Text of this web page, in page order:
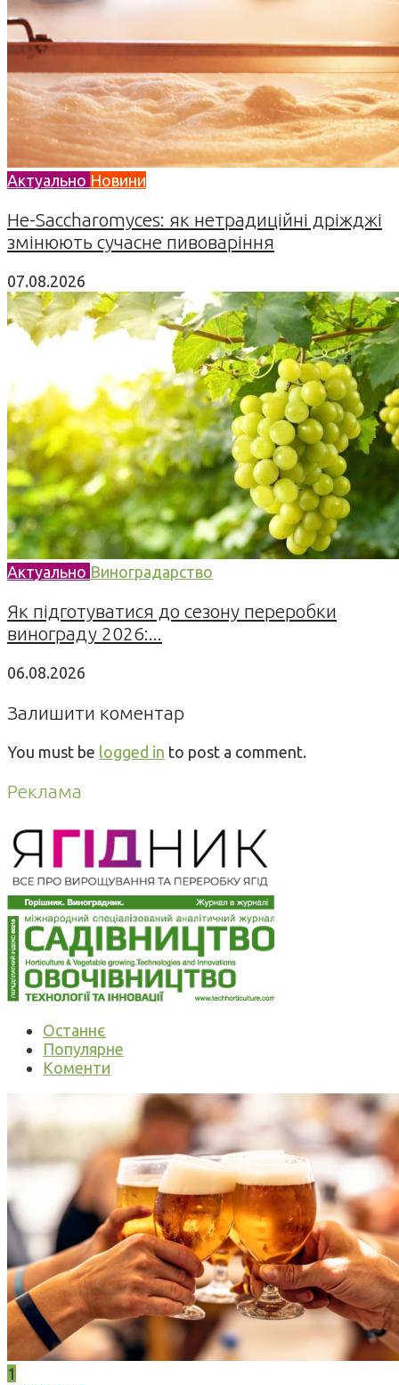
Актуально Новини
Не-Saccharomyces: як нетрадиційні дріжджі
змінюють сучасне пивоваріння
07.08.2026
Актуально Виноградарство
Як підготуватися до сезону переробки
винограду 2026:...
06.08.2026
Залишити коментар
You must be logged in to post a comment.
Реклама
Останнє
Популярне
Коменти
1